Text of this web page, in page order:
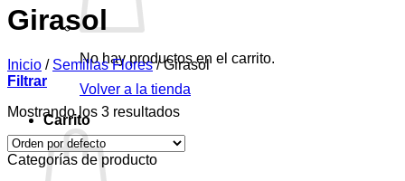
No hay productos en el carrito.
Volver a la tienda
Carrito
Girasol
Inicio / Semillas Flores /Girasol
Filtrar
Mostrando los 3 resultados
Categorías de producto